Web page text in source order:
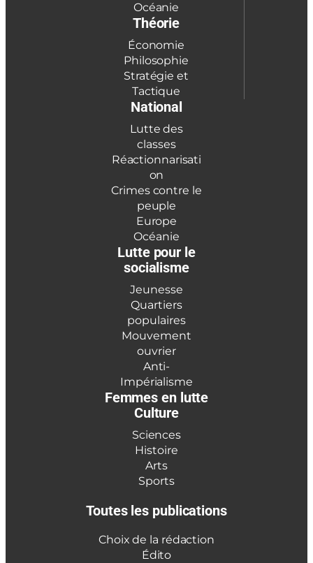
Océanie
Théorie
Économie
Philosophie
Stratégie et
Tactique
National
Lutte des
classes
Réactionnarisati
on
Crimes contre le
peuple
Europe
Océanie
Lutte pour le
socialisme
Jeunesse
Quartiers
populaires
Mouvement
ouvrier
Anti-
Impérialisme
Femmes en lutte
Culture
Sciences
Histoire
Arts
Sports
Toutes les publications
Choix de la rédaction
Édito